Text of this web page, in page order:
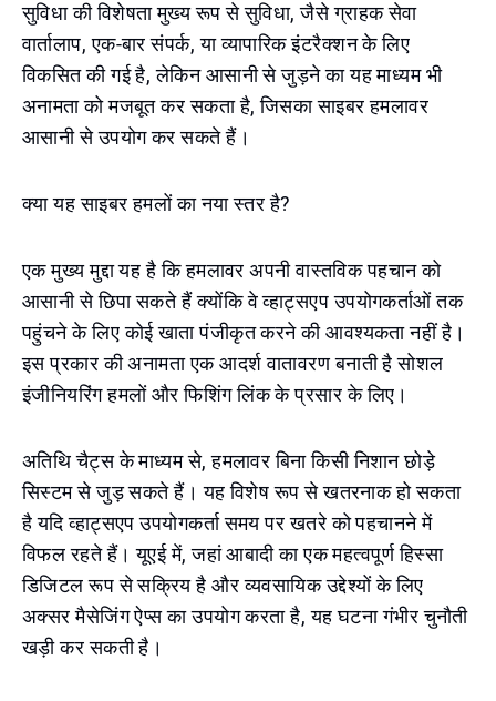
सुविधा की विशेषता मुख्य रूप से सुविधा, जैसे ग्राहक सेवा
वार्तालाप, एक-बार संपर्क, या व्यापारिक इंटरैक्शन के लिए
विकसित की गई है, लेकिन आसानी से जुड़ने का यह माध्यम भी
अनामता को मजबूत कर सकता है, जिसका साइबर हमलावर
आसानी से उपयोग कर सकते हैं।
क्या यह साइबर हमलों का नया स्तर है?
एक मुख्य मुद्दा यह है कि हमलावर अपनी वास्तविक पहचान को
आसानी से छिपा सकते हैं क्योंकि वे व्हाट्सएप उपयोगकर्ताओं तक
पहुंचने के लिए कोई खाता पंजीकृत करने की आवश्यकता नहीं है।
इस प्रकार की अनामता एक आदर्श वातावरण बनाती है सोशल
इंजीनियरिंग हमलों और फिशिंग लिंक के प्रसार के लिए।
अतिथि चैट्स के माध्यम से, हमलावर बिना किसी निशान छोड़े
सिस्टम से जुड़ सकते हैं। यह विशेष रूप से खतरनाक हो सकता
है यदि व्हाट्सएप उपयोगकर्ता समय पर खतरे को पहचानने में
विफल रहते हैं। यूएई में, जहां आबादी का एक महत्वपूर्ण हिस्सा
डिजिटल रूप से सक्रिय है और व्यवसायिक उद्देश्यों के लिए
अक्सर मैसेजिंग ऐप्स का उपयोग करता है, यह घटना गंभीर चुनौती
खड़ी कर सकती है।